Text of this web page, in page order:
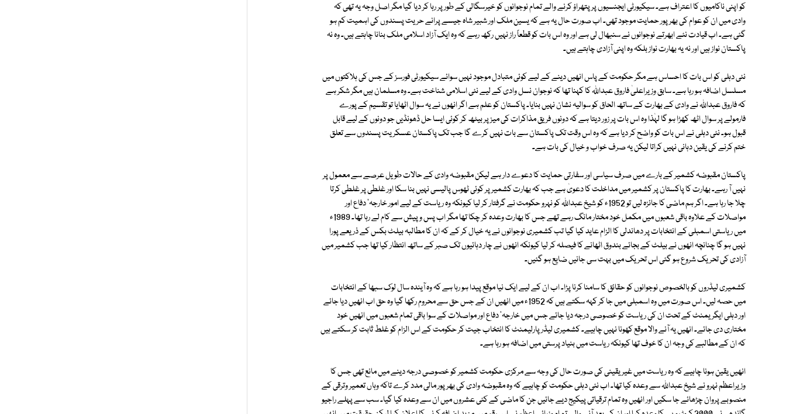
کو اپنی ناکامیوں کا اعتراف ہے۔ سیکیورٹی ایجنسیوں پر پتھراؤ کرنے والے تمام نوجوانوں کو خیرسگالی کے طور پر رہا کر دیا گیا مگر اصل وجہ یہ تھی کہ
وادی میں ان کو عوام کی بھرپور حمایت موجود تھی۔ اب صورت حال یہ ہے کہ یسین ملک اور شبیر شاہ جیسے پرانے حریت پسندوں کی اہمیت کم ہو
گئی ہے۔ اب قیادت نئے ابھرتے نوجوانوں نے سنبھال لی ہے اور وہ اس بات کو قطعاً راز نہیں رکھ رہے کہ وہ ایک آزاد اسلامی ملک بنانا چاہتے ہیں۔ وہ نہ
پاکستان نواز ہیں اور نہ یہ بھارت نواز بلکہ وہ اپنی آزادی چاہتے ہیں۔
نئی دہلی کو اس بات کا احساس ہے مگر حکومت کے پاس انھیں دینے کے لیے کوئی متبادل موجود نہیں سوائے سیکیورٹی فورسز کے جس کی ہلاکتوں میں
مسلسل اضافہ ہو رہا ہے۔ سابق وزیراعلیٰ فاروق عبداللہ کا کہنا تھا کہ نوجوان نسل وادی کے لیے نئی اسلامی شناخت ہے۔ وہ مسلمان ہیں مگر شکر ہے
کہ فاروق عبداللہ نے وادی کے بھارت کے ساتھ الحاق کو سوالیہ نشان نہیں بنایا۔ پاکستان کو علم ہے اگر انھوں نے یہ سوال اٹھایا تو تقسیم کے پورے
فارمولے پر سوال اٹھ کھڑا ہو گا لہٰذا وہ اس بات پر زور دیتا ہے کہ دونوں فریق مذاکرات کی میز پر بیٹھ کر کوئی ایسا حل ڈھونڈیں جو دونوں کے لیے قابل
قبول ہو۔ نئی دہلی نے اس بات کو واضح کر دیا ہے کہ وہ اس وقت تک پاکستان سے بات نہیں کرے گا جب تک پاکستان عسکریت پسندوں سے تعلق
ختم کرنے کی یقین دہانی نہیں کراتا لیکن یہ صرف خواب و خیال کی بات ہے۔
پاکستان مقبوضہ کشمیر کے بارے میں صرف سیاسی اور سفارتی حمایت کا دعوے دار ہے لیکن مقبوضہ وادی کے حالات طویل عرصے سے معمول پر
نہیں آ رہے۔ بھارت کا پاکستان پر کشمیر میں مداخلت کا دعویٰ ہے جب کہ بھارت کشمیر پر کوئی ٹھوس پالیسی نہیں بنا سکا اور غلطی پر غلطی کرتا
چلا جا رہا ہے۔ اگر ہم ماضی کا جائزہ لیں تو 1952ء کو شیخ عبداللہ کو نہرو حکومت نے گرفتار کر لیا کیونکہ وہ ریاست کے لیے امور خارجہ' دفاع اور
مواصلات کے علاوہ باقی شعبوں میں مکمل خود مختار مانگ رہے تھے جس کا بھارت وعدہ کر چکا تھا مگر اب پس و پیش سے کام لے رہا تھا۔ 1989ء
میں ریاستی اسمبلی کے انتخابات پر دھاندلی کا الزام عاید کیا گیا تب کشمیری نوجوانوں نے یہ خیال کر کے کہ ان کا مطالبہ بیلٹ بکس کے ذریعے پورا
نہیں ہو گا چنانچہ انھوں نے بیلٹ کے بجائے بندوق اٹھانے کا فیصلہ کر لیا کیونکہ انھوں نے چار دہائیوں تک صبر کے ساتھ انتظار کیا تھا جب کشمیر میں
آزادی کی تحریک شروع ہو گئی اس تحریک میں بہت سی جانیں ضایع ہو گئیں۔
کشمیری لیڈروں کو بالخصوص نوجوانوں کو حقائق کا سامنا کرنا پڑا۔ اب ان کے لیے ایک نیا موقع پیدا ہو رہا ہے کہ وہ آیندہ سال لوک سبھا کے انتخابات
میں حصہ لیں۔ اس صورت میں وہ اسمبلی میں جا کر کہہ سکتے ہیں کہ 1952ء میں انھیں ان کے جس حق سے محروم رکھا گیا وہ حق اب انھیں دیا جائے
اور دہلی ایگریمنٹ کے تحت ان کی ریاست کو خصوصی درجہ دیا جائے جس میں خارجہ' دفاع اور مواصلات کے سوا باقی تمام شعبوں میں انھیں خود
مختاری دی جائے۔ انھیں یہ آنے والا موقع کھونا نہیں چاہیے۔ کشمیری لیڈر پارلیمنٹ کا انتخاب جیت کر حکومت کے اس الزام کو غلط ثابت کر سکتے ہیں
کہ ان کے مطالبے کی وجہ ان کا خوف تھا کیونکہ ریاست میں بنیاد پرستی میں اضافہ ہو رہا ہے۔
انھیں یقین ہونا چاہیے کہ وہ ریاست میں غیریقینی کی صورت حال کی وجہ سے مرکزی حکومت کشمیر کو خصوصی درجہ دینے میں مانع تھی جس کا
وزیراعظم نہرو نے شیخ عبداللہ سے وعدہ کیا تھا۔ اب نئی دہلی حکومت کو چاہیے کہ وہ مقبوضہ وادی کی بھرپور مالی مدد کرے تاکہ وہاں تعمیر وترقی کے
منصوبے پروان چڑھائے جا سکیں اور انھیں وہ تمام ترقیاتی پیکیج دیے جائیں جن کا ماضی کے کئی عشروں میں ان سے وعدہ کیا گیا۔ سب سے پہلے راجیو